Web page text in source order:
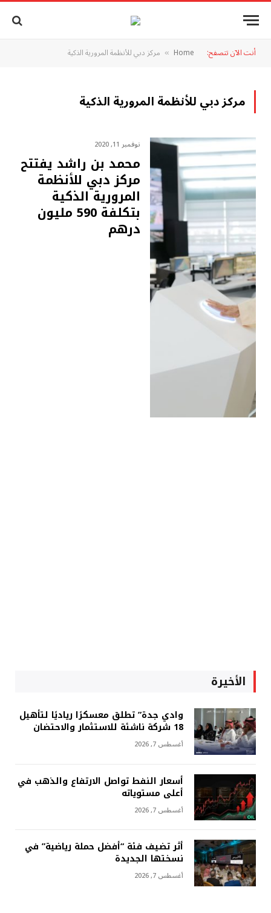
أنت الآن تتصفح: Home
» مركز دبي للأنظمة المرورية الذكية
مركز دبي للأنظمة المرورية الذكية
نوفمبر 11, 2020
محمد بن راشد يفتتح
مركز دبي للأنظمة
المرورية الذكية
بتكلفة 590 مليون
درهم
الأخيرة
وادي جدة” تطلق معسكرًا رياديًا لتأهيل
18 شركة ناشئة للاستثمار والاحتضان
أغسطس 7, 2026
أسعار النفط تواصل الارتفاع والذهب في
أعلى مستوياته
أغسطس 7, 2026
أثر تضيف فئة “أفضل حملة رياضية” في
نسختها الجديدة
أغسطس 7, 2026